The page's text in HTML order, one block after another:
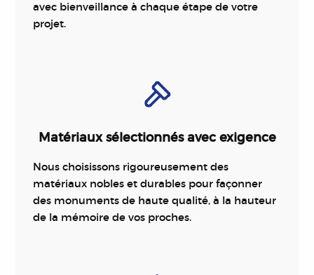
avec bienveillance à chaque étape de votre
projet.
Matériaux sélectionnés avec exigence
Nous choisissons rigoureusement des
matériaux nobles et durables pour façonner
des monuments de haute qualité, à la hauteur
de la mémoire de vos proches.